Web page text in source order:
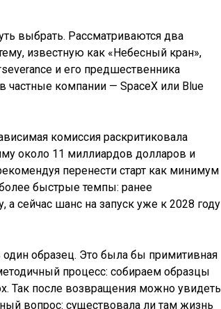
выбрать. Рассматриваются два
известную как «Небесный кран»,
и его предшественника
частные компании — SpaceX или Blue
комиссия раскритиковала
около 11 миллиардов долларов и
перенести старт как минимум
быстрые темпы: ранее
сейчас шанс на запуск уже к 2028 году
образец. Это была бы примитивная
процесс: собираем образцы
Так после возвращения можно увидеть
вопрос: существовала ли там жизнь